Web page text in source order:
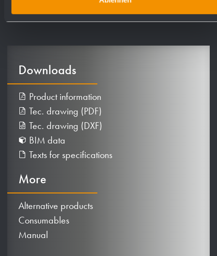
Downloads
Product information
Tec. drawing (PDF)
Tec. drawing (DXF)
BIM data
Texts for specifications
More
Alternative products
Consumables
Manual